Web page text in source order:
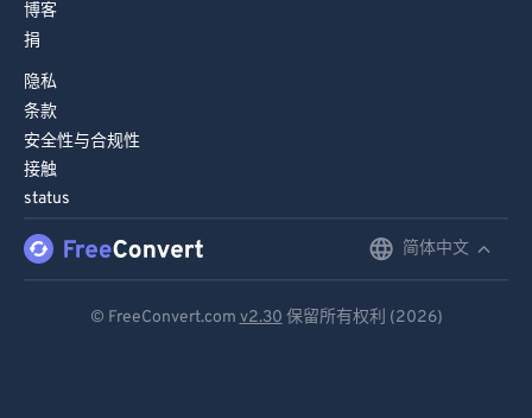
博客
捐
隐私
条款
安全性与合规性
接触
status
简体中文
© FreeConvert.com v2.30 保留所有权利 (2026)